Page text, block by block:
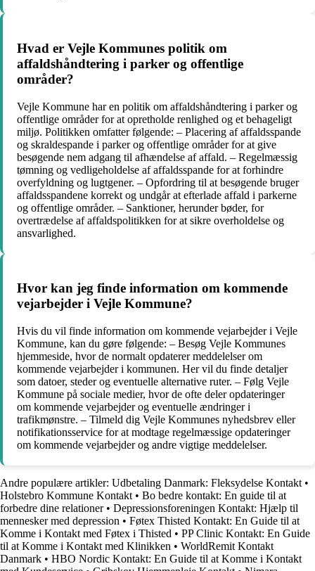
Hvad er Vejle Kommunes politik om
affaldshåndtering i parker og offentlige
områder?
Vejle Kommune har en politik om affaldshåndtering i parker og
offentlige områder for at opretholde renlighed og et behageligt
miljø. Politikken omfatter følgende: – Placering af affaldsspande
og skraldespande i parker og offentlige områder for at give
besøgende nem adgang til afhændelse af affald. – Regelmæssig
tømning og vedligeholdelse af affaldsspande for at forhindre
overfyldning og lugtgener. – Opfordring til at besøgende bruger
affaldsspandene korrekt og undgår at efterlade affald i parkerne
og offentlige områder. – Sanktioner, herunder bøder, for
overtrædelse af affaldspolitikken for at sikre overholdelse og
ansvarlighed.
Hvor kan jeg finde information om kommende
vejarbejder i Vejle Kommune?
Hvis du vil finde information om kommende vejarbejder i Vejle
Kommune, kan du gøre følgende: – Besøg Vejle Kommunes
hjemmeside, hvor de normalt opdaterer meddelelser om
kommende vejarbejder i kommunen. Her vil du finde detaljer
som datoer, steder og eventuelle alternative ruter. – Følg Vejle
Kommune på sociale medier, hvor de ofte deler opdateringer
om kommende vejarbejder og eventuelle ændringer i
trafikmønstre. – Tilmeld dig Vejle Kommunes nyhedsbrev eller
notifikationsservice for at modtage regelmæssige opdateringer
om kommende vejarbejder og andre vigtige meddelelser.
Andre populære artikler: Udbetaling Danmark: Fleksydelse Kontakt •
Holstebro Kommune Kontakt • Bo bedre kontakt: En guide til at
forbedre dine relationer• Depressionsforeningen Kontakt: Hjælp til
mennesker med depression • Føtex Thisted Kontakt: En Guide til at
Komme i Kontakt med Føtex i Thisted • PP Clinic Kontakt: En Guide
til at Komme i Kontakt med Klinikken • WorldRemit Kontakt
Danmark • HBO Nordic Kontakt: En Guide til at Komme i Kontakt